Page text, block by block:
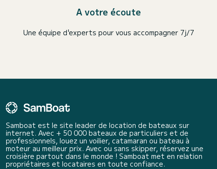
A votre écoute
Une équipe d'experts pour vous accompagner 7j/7
Samboat est le site leader de location de bateaux sur
internet. Avec + 50 000 bateaux de particuliers et de
professionnels, louez un voilier, catamaran ou bateau à
moteur au meilleur prix. Avec ou sans skipper, réservez une
croisière partout dans le monde ! Samboat met en relation
propriétaires et locataires en toute confiance.